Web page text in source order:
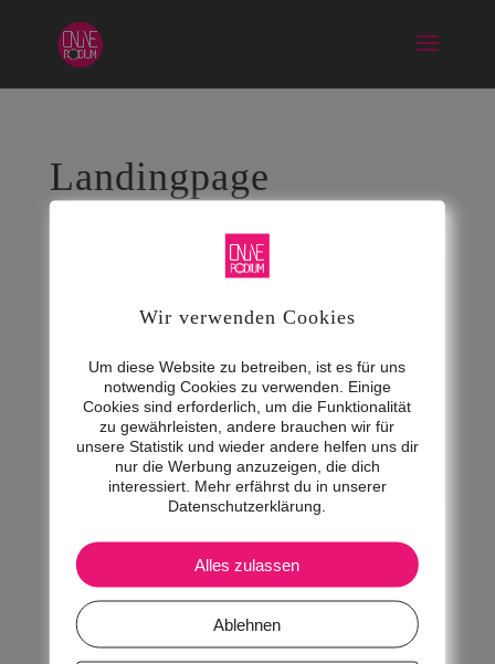
Landingpage
Wir verwenden Cookies
Um diese Website zu betreiben, ist es für uns
notwendig Cookies zu verwenden. Einige
Cookies sind erforderlich, um die Funktionalität
zu gewährleisten, andere brauchen wir für
unsere Statistik und wieder andere helfen uns dir
nur die Werbung anzuzeigen, die dich
interessiert. Mehr erfährst du in unserer
Datenschutzerklärung.
Alles zulassen
Ablehnen